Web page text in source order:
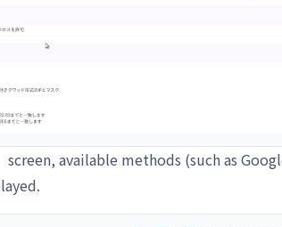
available methods (such as